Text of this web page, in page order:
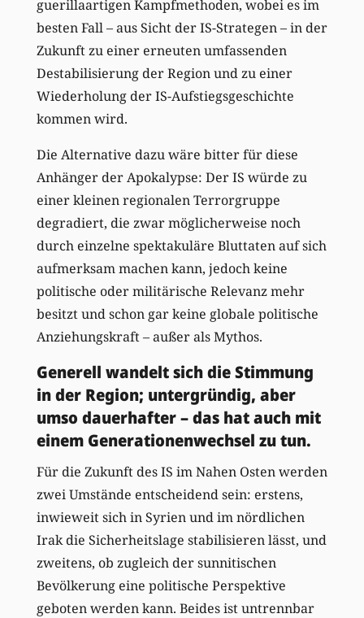
guerillaartigen Kampfmethoden, wobei es im
besten Fall – aus Sicht der IS-Strategen – in der
Zukunft zu einer erneuten umfassenden
Destabilisierung der Region und zu einer
Wiederholung der IS-Aufstiegsgeschichte
kommen wird.
Die Alternative dazu wäre bitter für diese
Anhänger der Apokalypse: Der IS würde zu
einer kleinen regionalen Terrorgruppe
degradiert, die zwar möglicherweise noch
durch einzelne spektakuläre Bluttaten auf sich
aufmerksam machen kann, jedoch keine
politische oder militärische Relevanz mehr
besitzt und schon gar keine globale politische
Anziehungskraft – außer als Mythos.
Generell wandelt sich die Stimmung
in der Region; untergründig, aber
umso dauerhafter – das hat auch mit
einem Generationenwechsel zu tun.
Für die Zukunft des IS im Nahen Osten werden
zwei Umstände entscheidend sein: erstens,
inwieweit sich in Syrien und im nördlichen
Irak die Sicherheitslage stabilisieren lässt, und
zweitens, ob zugleich der sunnitischen
Bevölkerung eine politische Perspektive
geboten werden kann. Beides ist untrennbar